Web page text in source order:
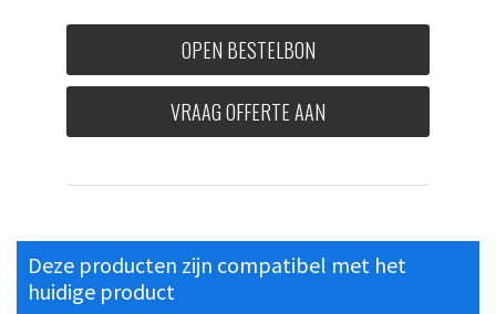
OPEN BESTELBON
VRAAG OFFERTE AAN
Deze producten zijn compatibel met het
huidige product